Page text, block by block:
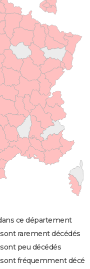
ce département
rarement décédés
peu décédés
fréquemment